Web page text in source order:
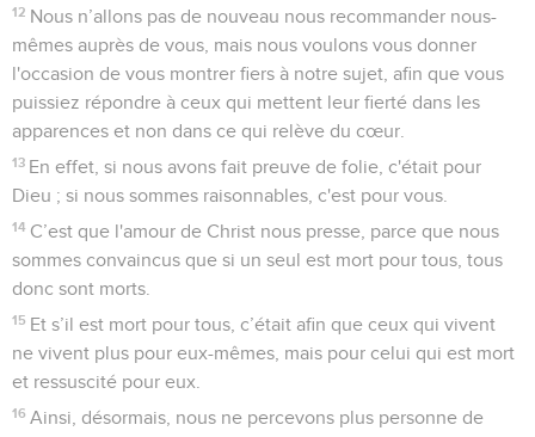
12 Nous n’allons pas de nouveau nous recommander nous-
mêmes auprès de vous, mais nous voulons vous donner
l'occasion de vous montrer fiers à notre sujet, afin que vous
puissiez répondre à ceux qui mettent leur fierté dans les
apparences et non dans ce qui relève du cœur.
13 En effet, si nous avons fait preuve de folie, c'était pour
Dieu ; si nous sommes raisonnables, c'est pour vous.
14 C’est que l'amour de Christ nous presse, parce que nous
sommes convaincus que si un seul est mort pour tous, tous
donc sont morts.
15 Et s’il est mort pour tous, c’était afin que ceux qui vivent
ne vivent plus pour eux-mêmes, mais pour celui qui est mort
et ressuscité pour eux.
16 Ainsi, désormais, nous ne percevons plus personne de